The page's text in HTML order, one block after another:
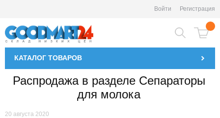
Войти Регистрация
КАТАЛОГ ТОВАРОВ
Распродажа в разделе Сепараторы
для молока
20 августа 2020